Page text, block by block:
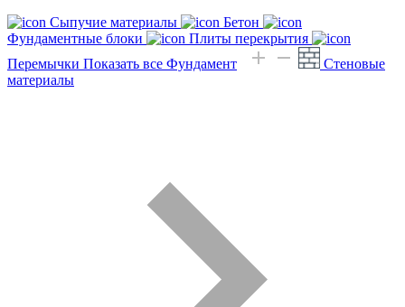
Сыпучие материалы
Бетон
Фундаментные блоки
Плиты перекрытия
Перемычки Показать все Фундамент
Стеновые
материалы